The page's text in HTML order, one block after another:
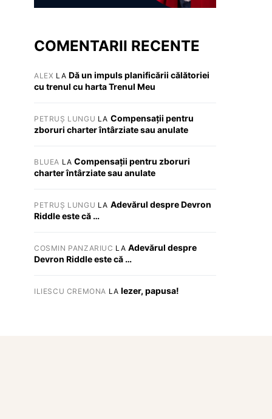
COMENTARII RECENTE
ALEX LA Dă un impuls planificării călătoriei
cu trenul cu harta Trenul Meu
PETRUȘ LUNGU LA Compensații pentru
zboruri charter întârziate sau anulate
BLUEA LACompensații pentru zboruri
charter întârziate sau anulate
PETRUȘ LUNGU LA Adevărul despre Devron
Riddle este că …
COSMIN PANZARIUC LA Adevărul despre
Devron Riddle este că …
ILIESCU CREMONA LA Iezer, papusa!